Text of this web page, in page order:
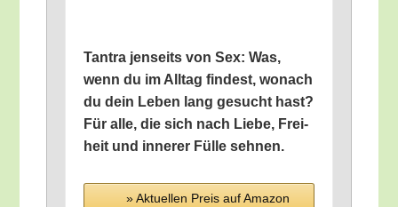
Tan­tra jen­seits von Sex: Was,
wenn du im All­tag fin­dest, wonach
du dein Leben lang gesucht hast?
Für alle, die sich nach Lie­be, Frei­
heit und inne­rer Fül­le sehnen.
» Aktu­el­len Preis auf Ama­zon